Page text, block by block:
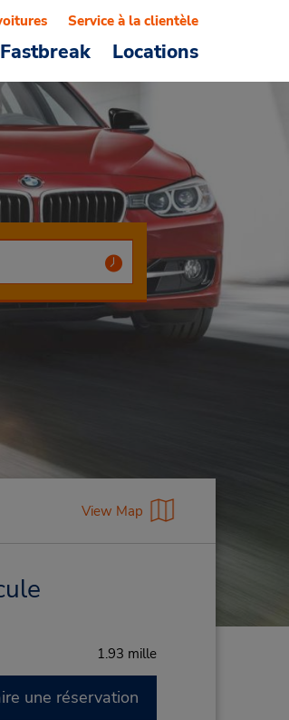
Fastbreak Locations
Service à la clientèle
View Map
1.93 mille
une réservation